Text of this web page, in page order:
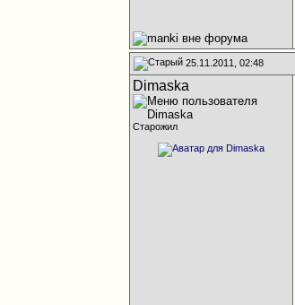
25.11.2011, 02:48
Dimaska
Старожил